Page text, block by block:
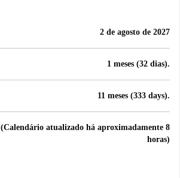
2 de agosto de 2027
1 meses (32 dias).
11 meses (333 days).
(Calendário atualizado há aproximadamente 8
horas)